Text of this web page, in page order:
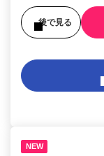
後で見る
NEW